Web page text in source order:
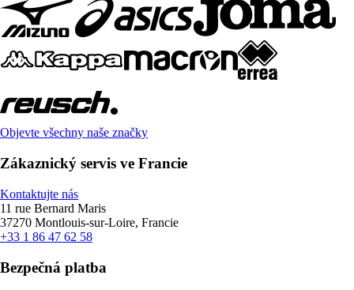
Objevte všechny naše značky
Zákaznický servis ve Francie
Kontaktujte nás
11 rue Bernard Maris
37270 Montlouis-sur-Loire, Francie
+33 1 86 47 62 58
Bezpečná platba